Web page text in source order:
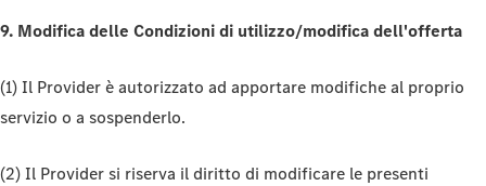
9. Modifica delle Condizioni di utilizzo/modifica dell'offerta
(1) Il Provider è autorizzato ad apportare modifiche al proprio
servizio o a sospenderlo.
(2) Il Provider si riserva il diritto di modificare le presenti